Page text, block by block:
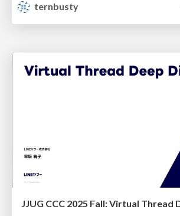
ternbusty
JJUG CCC 2025 Fall: Virtual Thread